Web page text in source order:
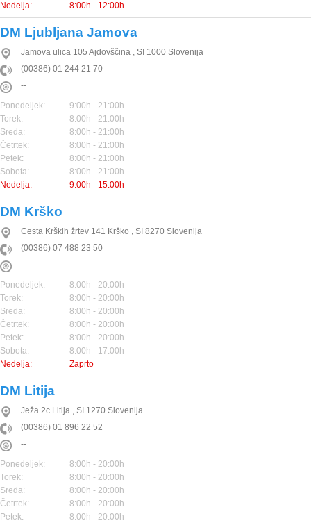
Nedelja:
8:00h - 12:00h
DM Ljubljana Jamova
Jamova ulica 105 Ajdovščina , SI 1000 Slovenija
(00386) 01 244 21 70
--
Ponedeljek:
9:00h - 21:00h
Torek:
8:00h - 21:00h
Sreda:
8:00h - 21:00h
Četrtek:
8:00h - 21:00h
Petek:
8:00h - 21:00h
Sobota:
8:00h - 21:00h
Nedelja:
9:00h - 15:00h
DM Krško
Cesta Krških žrtev 141 Krško , SI 8270 Slovenija
(00386) 07 488 23 50
--
Ponedeljek:
8:00h - 20:00h
Torek:
8:00h - 20:00h
Sreda:
8:00h - 20:00h
Četrtek:
8:00h - 20:00h
Petek:
8:00h - 20:00h
Sobota:
8:00h - 17:00h
Nedelja:
Zaprto
DM Litija
Ježa 2c Litija , SI 1270 Slovenija
(00386) 01 896 22 52
--
Ponedeljek:
8:00h - 20:00h
Torek:
8:00h - 20:00h
Sreda:
8:00h - 20:00h
Četrtek:
8:00h - 20:00h
Petek:
8:00h - 20:00h